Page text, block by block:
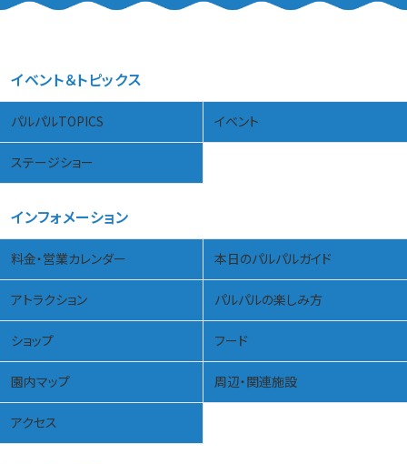
イベント＆トピックス
パルパルTOPICS イベント
ステージショー
インフォメーション
料金・営業カレンダー 本日のパルパルガイド
アトラクション パルパルの楽しみ方
ショップ フード
園内マップ 周辺・関連施設
アクセス